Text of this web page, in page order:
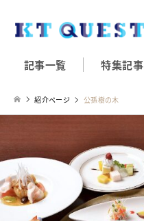
記事一覧 特集記事
紹介ページ 公孫樹の木